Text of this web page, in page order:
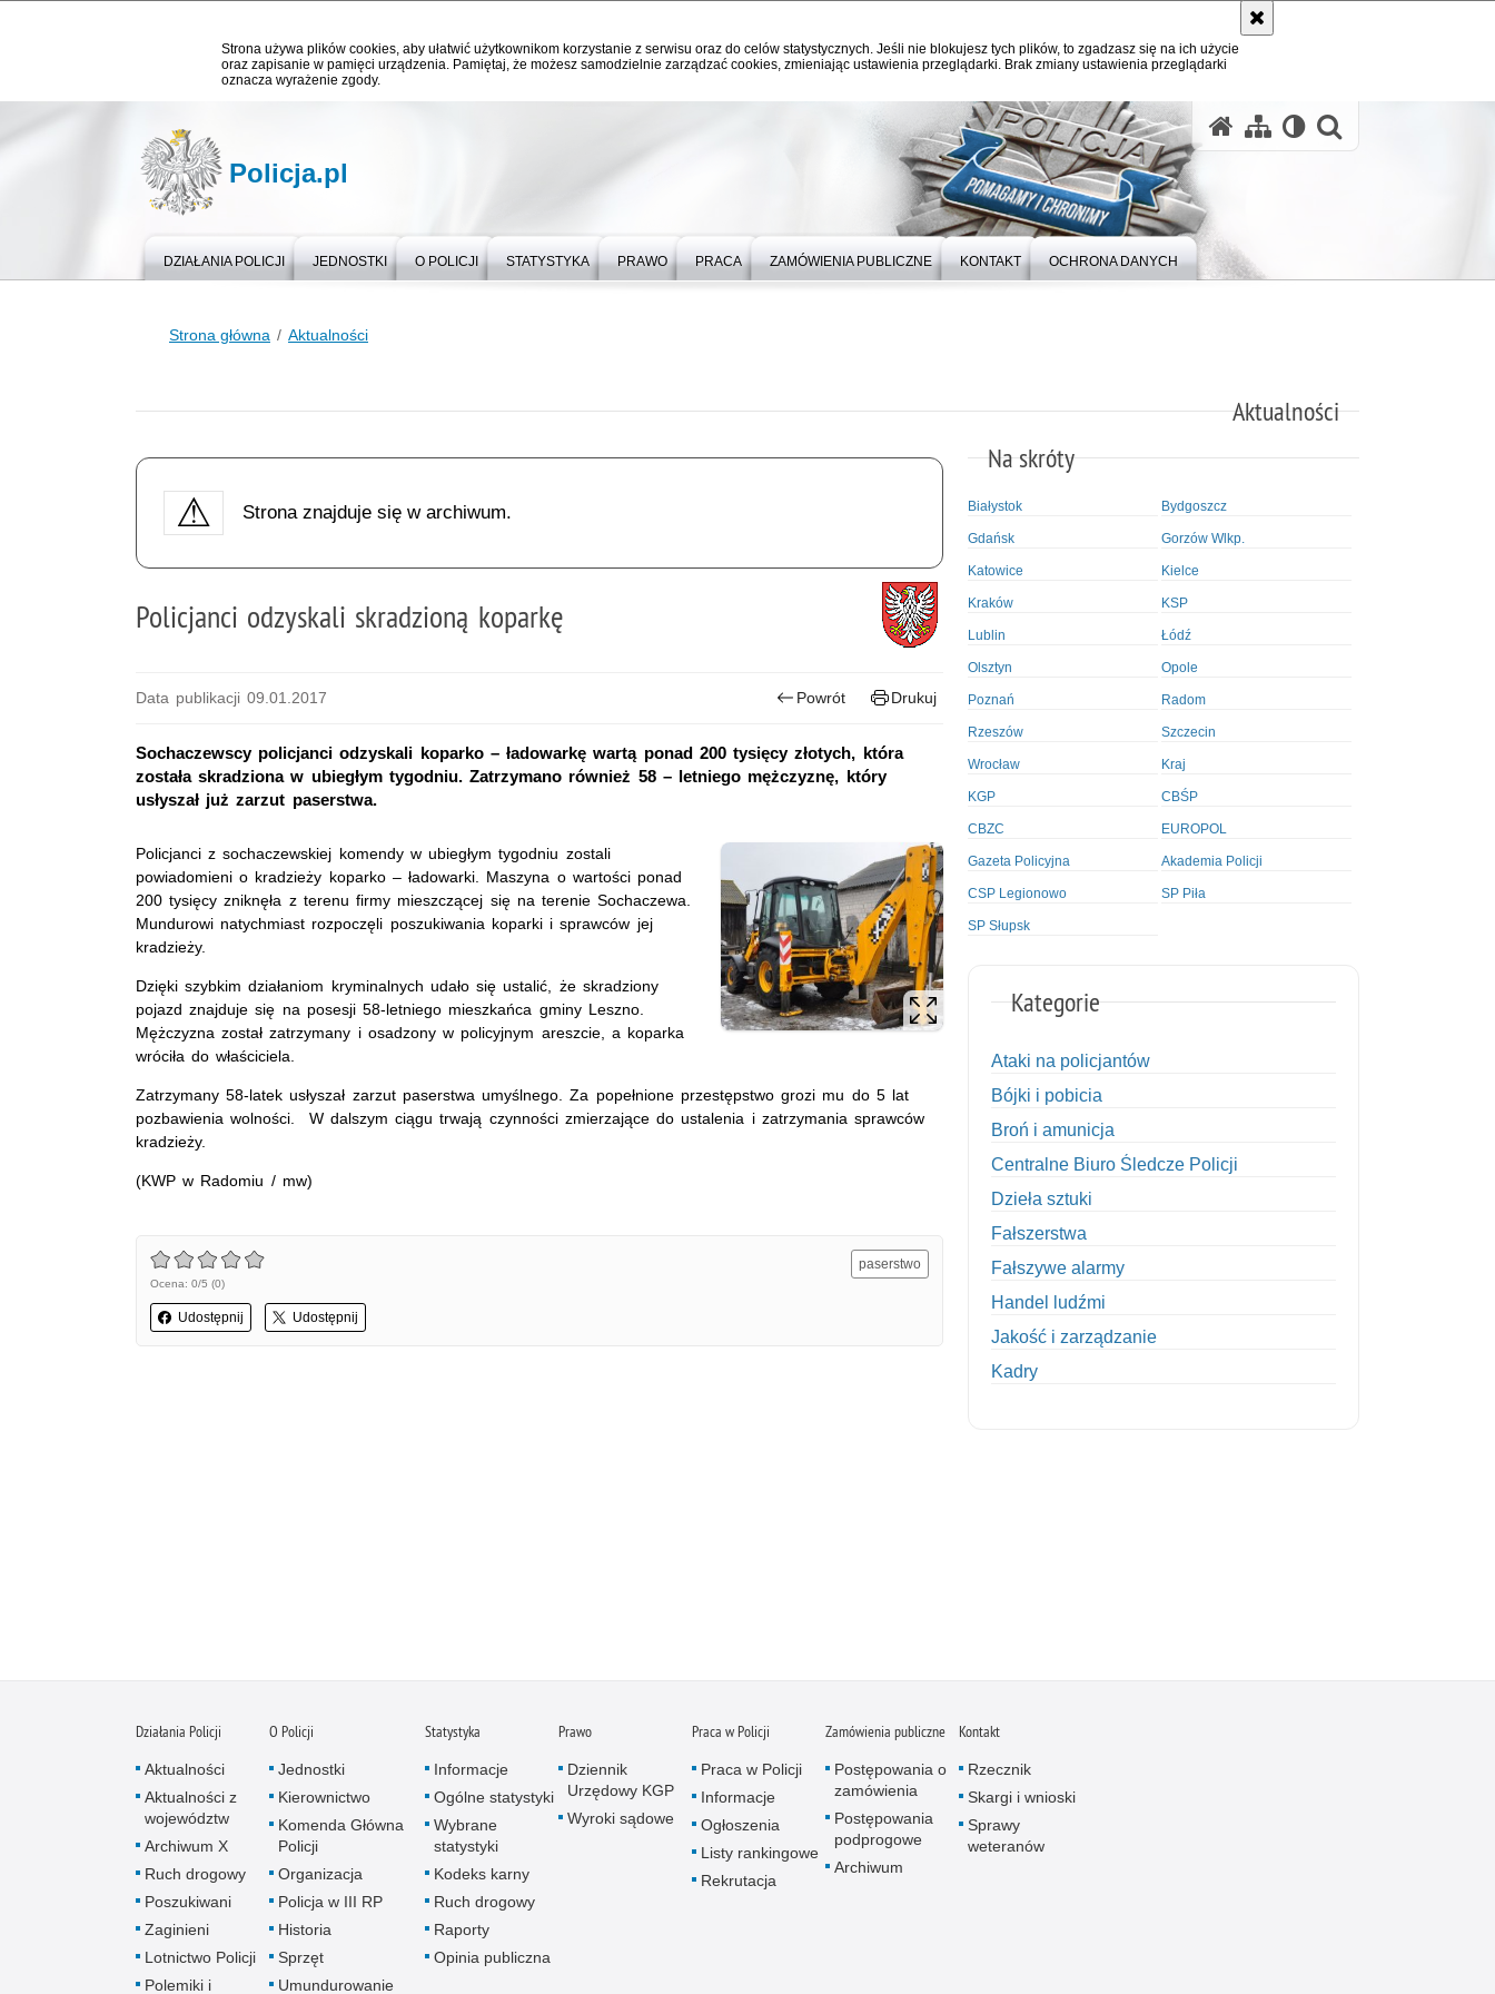
Strona używa plików cookies, aby ułatwić użytkownikom korzystanie z serwisu oraz do celów statystycznych. Jeśli nie blokujesz tych plików, to zgadzasz się na ich użycie
oraz zapisanie w pamięci urządzenia. Pamiętaj, że możesz samodzielnie zarządzać cookies, zmieniając ustawienia przeglądarki. Brak zmiany ustawienia przeglądarki
oznacza wyrażenie zgody.
Policja.pl
DZIAŁANIA POLICJI JEDNOSTKI O POLICJI STATYSTYKA PRAWO PRACA ZAMÓWIENIA PUBLICZNE KONTAKT OCHRONA DANYCH
Strona główna Aktualności
Aktualności
Strona znajduje się w archiwum.
Policjanci odzyskali skradzioną koparkę
Data publikacji 09.01.2017 Powrót Drukuj
Sochaczewscy policjanci odzyskali koparko – ładowarkę wartą ponad 200 tysięcy złotych, która
została skradziona w ubiegłym tygodniu. Zatrzymano również 58 – letniego mężczyznę, który
usłyszał już zarzut paserstwa.
Policjanci z sochaczewskiej komendy w ubiegłym tygodniu zostali
powiadomieni o kradzieży koparko – ładowarki. Maszyna o wartości ponad
200 tysięcy zniknęła z terenu firmy mieszczącej się na terenie Sochaczewa.
Mundurowi natychmiast rozpoczęli poszukiwania koparki i sprawców jej
kradzieży.
Dzięki szybkim działaniom kryminalnych udało się ustalić, że skradziony
pojazd znajduje się na posesji 58-letniego mieszkańca gminy Leszno.
Mężczyzna został zatrzymany i osadzony w policyjnym areszcie, a koparka
wróciła do właściciela.
Zatrzymany 58-latek usłyszał zarzut paserstwa umyślnego. Za popełnione przestępstwo grozi mu do 5 lat
pozbawienia wolności. W dalszym ciągu trwają czynności zmierzające do ustalenia i zatrzymania sprawców
kradzieży.
(KWP w Radomiu / mw)
Ocena: 0/5 (0)
Udostępnij Udostępnij
paserstwo
Na skróty
Białystok Bydgoszcz
Gdańsk Gorzów Wlkp.
Katowice Kielce
Kraków KSP
Lublin Łódź
Olsztyn Opole
Poznań Radom
Rzeszów Szczecin
Wrocław Kraj
KGP CBŚP
CBZC EUROPOL
Gazeta Policyjna Akademia Policji
CSP Legionowo SP Piła
SP Słupsk
Kategorie
Ataki na policjantów
Bójki i pobicia
Broń i amunicja
Centralne Biuro Śledcze Policji
Dzieła sztuki
Fałszerstwa
Fałszywe alarmy
Handel ludźmi
Jakość i zarządzanie
Kadry
Nietrzeźwi kierujący
Nietrzeźwi opiekunowie
Działania Policji
Aktualności
Aktualności z
województw
Archiwum X
Ruch drogowy
Poszukiwani
Zaginieni
Lotnictwo Policji
Polemiki i
O Policji
Jednostki
Kierownictwo
Komenda Główna
Policji
Organizacja
Policja w III RP
Historia
Sprzęt
Umundurowanie
Statystyka
Informacje
Ogólne statystyki
Wybrane
statystyki
Kodeks karny
Ruch drogowy
Raporty
Opinia publiczna
Prawo
Dziennik
Urzędowy KGP
Wyroki sądowe
Praca w Policji
Praca w Policji
Informacje
Ogłoszenia
Listy rankingowe
Rekrutacja
Zamówienia publiczne
Postępowania o
zamówienia
Postępowania
podprogowe
Archiwum
Kontakt
Rzecznik
Skargi i wnioski
Sprawy
weteranów